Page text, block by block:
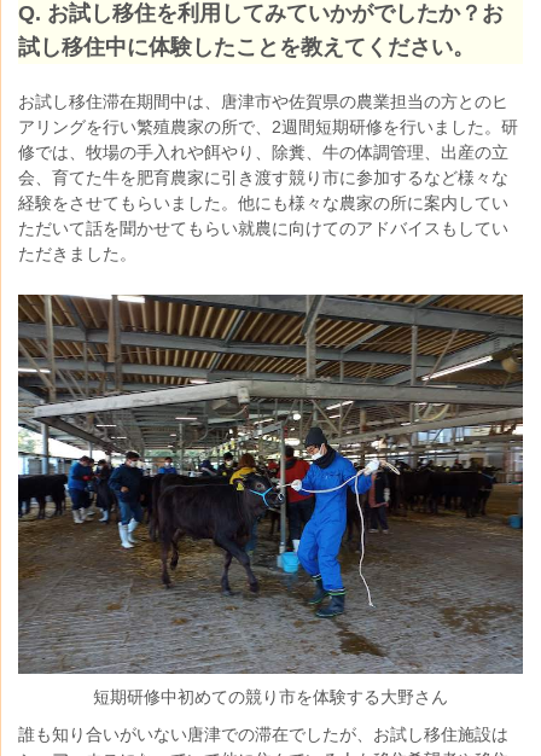
Q. お試し移住を利用してみていかがでしたか？お
試し移住中に体験したことを教えてください。
お試し移住滞在期間中は、唐津市や佐賀県の農業担当の方とのヒ
アリングを行い繁殖農家の所で、2週間短期研修を行いました。研
修では、牧場の手入れや餌やり、除糞、牛の体調管理、出産の立
会、育てた牛を肥育農家に引き渡す競り市に参加するなど様々な
経験をさせてもらいました。他にも様々な農家の所に案内してい
ただいて話を聞かせてもらい就農に向けてのアドバイス もしてい
ただきました。
短期研修中初めての競り市を体験する大野さん
誰も知り合いがいない唐津での滞在でしたが、お試し移住施設は